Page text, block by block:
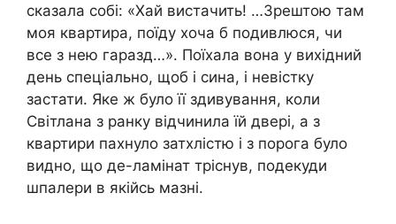
сказала собі: «Хай вистачить! …Зрештою там
моя квартира, поїду хоча б подивлюся, чи
все з нею гаразд…». Поїхала вона у вихідний
день спеціально, щоб і сина, і невістку
застати. Яке ж було її здивування, коли
Світлана з ранку відчинила їй двері, а з
квартири пахнуло затхлістю і з порога було
видно, що де-ламінат тріснув, подекуди
шпалери в якійсь мазні.